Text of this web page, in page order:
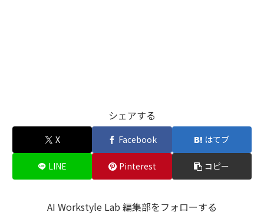
シェアする
X Facebook はてブ
LINE Pinterest コピー
AI Workstyle Lab 編集部をフォローする